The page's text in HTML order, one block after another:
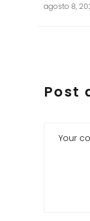
agosto 8,
Post